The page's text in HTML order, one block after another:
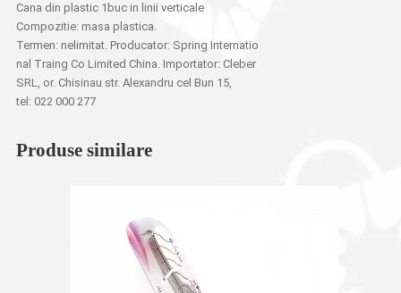
Cana din plastic 1buc in linii verticale
Compozitie: masa plastica.
Termen: nelimitat. Producator: Spring Internatio
nal Traing Co Limited China. Importator: Cleber
SRL, or. Chisinau str. Alexandru cel Bun 15,
tel: 022 000 277
Produse similare